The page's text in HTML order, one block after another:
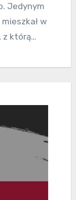
Jedynym
w
z którą…